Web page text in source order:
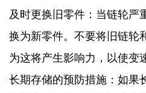
及时更换旧零件：当链轮严
换为新零件。不要将旧链轮
为这将产生影响力，以使变
长期存储的预防措施：如果